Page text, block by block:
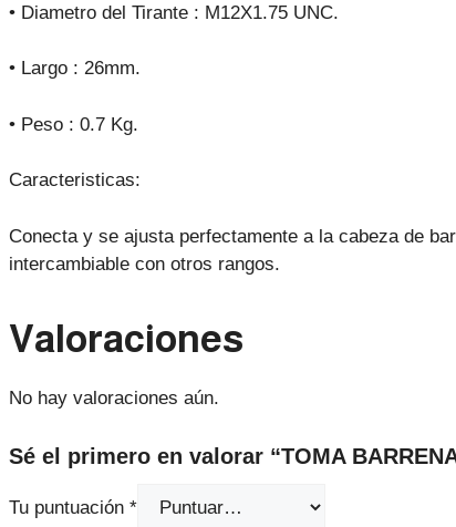
• Diametro del Tirante : M12X1.75 UNC.
• Largo : 26mm.
• Peso : 0.7 Kg.
Caracteristicas:
Conecta y se ajusta perfectamente a la cabeza de
intercambiable con otros rangos.
Valoraciones
No hay valoraciones aún.
Sé el primero en valorar “TOMA
Tu puntuación *